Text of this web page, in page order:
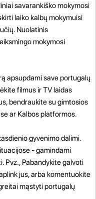
savarankiško mokymosi
laiko kalbų mokymuisi
Nuolatinis
mokymosi
apsupdami save portugalų
filmus ir TV laidas
bendraukite su gimtosios
ar Kalbos platformos.
gyvenimo dalimi.
- gamindami
Pvz., Pabandykite galvoti
jus, arba komentuokite
mąstyti portugalų